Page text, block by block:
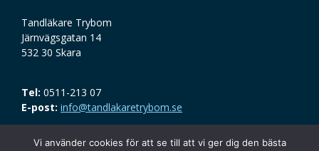
Tandläkare Trybom
Järnvägsgatan 14
532 30 Skara
Tel: 0511-213 07
E-post: info@tandlakaretrybom.se
Vi använder cookies för att se till att vi ger dig den bästa